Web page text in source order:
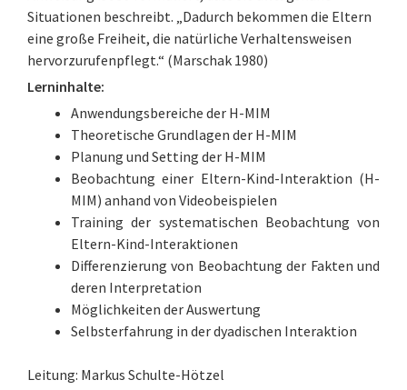
Situationen beschreibt. „Dadurch bekommen die Eltern
eine große Freiheit, die natürliche Verhaltensweisen
hervorzurufenpflegt.“ (Marschak 1980)
Lerninhalte:
Anwendungsbereiche der H-MIM
Theoretische Grundlagen der H-MIM
Planung und Setting der H-MIM
Beobachtung einer Eltern-Kind-Interaktion (H-
MIM) anhand von Videobeispielen
Training der systematischen Beobachtung von
Eltern-Kind-Interaktionen
Differenzierung von Beobachtung der Fakten und
deren Interpretation
Möglichkeiten der Auswertung
Selbsterfahrung in der dyadischen Interaktion
Leitung: Markus Schulte-Hötzel